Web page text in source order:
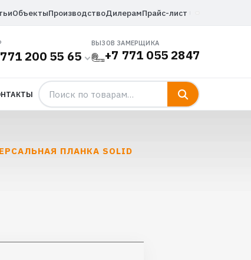
ОбъектыПроизводствоДилерамПрайс-лист
200 55 65
ВЫЗОВ ЗАМЕРЩИКА
+7 771 055 2847
ПЛАНКА SOLID